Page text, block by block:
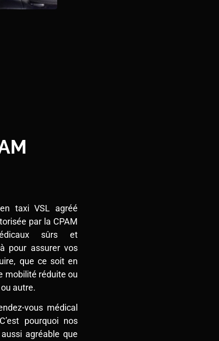
taxi VSL agréé
par la CPAM
sûrs et
pour assurer vos
que ce soit en
mobilité réduite ou
autre.
vous médical
pourquoi nos
agréable que